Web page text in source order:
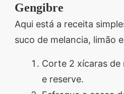
Gengibre
Aqui está a receita
suco de melancia, limão
Corte 2 xícaras de
e reserve.